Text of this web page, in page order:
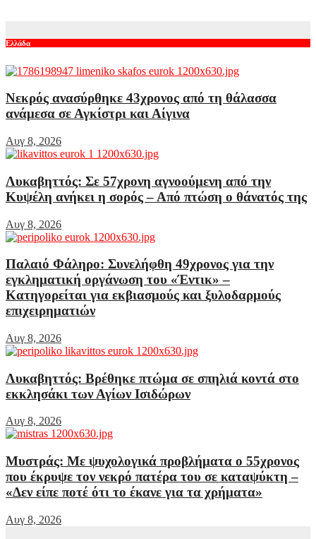
Ελλάδα
Νεκρός ανασύρθηκε 43χρονος από τη θάλασσα
ανάμεσα σε Αγκίστρι και Αίγινα
Αυγ 8, 2026
Λυκαβηττός: Σε 57χρονη αγνοούμενη από την
Κυψέλη ανήκει η σορός – Από πτώση ο θάνατός της
Αυγ 8, 2026
Παλαιό Φάληρο: Συνελήφθη 49χρονος για την
εγκληματική οργάνωση του «Έντικ» –
Κατηγορείται για εκβιασμούς και ξυλοδαρμούς
επιχειρηματιών
Αυγ 8, 2026
Λυκαβηττός: Βρέθηκε πτώμα σε σπηλιά κοντά στο
εκκλησάκι των Αγίων Ισιδώρων
Αυγ 8, 2026
Μυστράς: Με ψυχολογικά προβλήματα ο 55χρονος
που έκρυψε τον νεκρό πατέρα του σε καταψύκτη –
«Δεν είπε ποτέ ότι το έκανε για τα χρήματα»
Αυγ 8, 2026